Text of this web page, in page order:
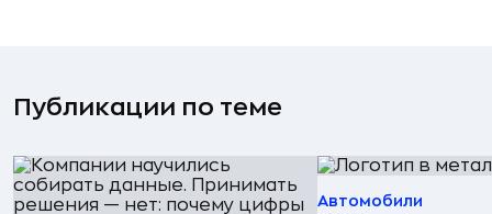
Публикации по теме
Автомобили